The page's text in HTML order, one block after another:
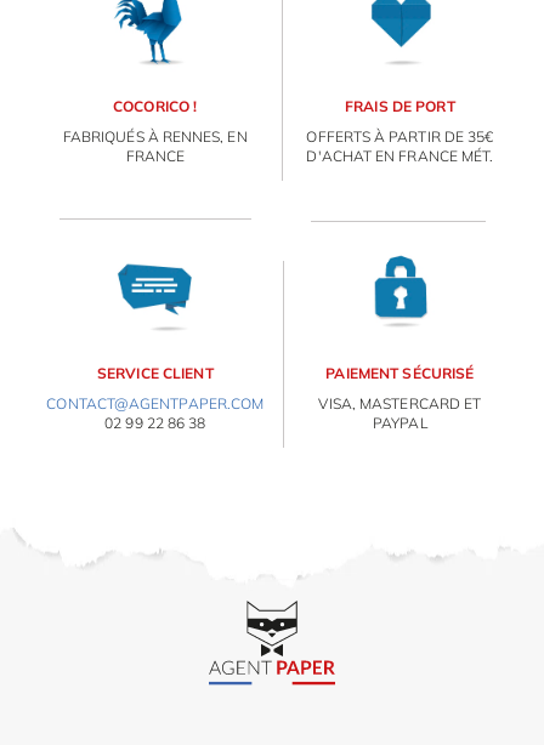
COCORICO !
FABRIQUÉS À RENNES, EN
FRANCE
FRAIS DE PORT
OFFERTS À PARTIR DE 35€
D'ACHAT EN FRANCE MÉT.
SERVICE CLIENT
CONTACT@AGENTPAPER.COM
02 99 22 86 38
PAIEMENT SÉCURISÉ
VISA, MASTERCARD ET
PAYPAL